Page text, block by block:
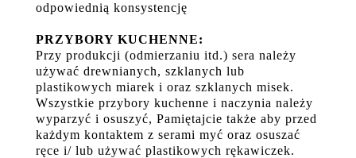
odpowiednią konsystencję
PRZYBORY KUCHENNE:
Przy produkcji (odmierzaniu itd.) sera należy
używać drewnianych, szklanych lub
plastikowych miarek i oraz szklanych misek.
Wszystkie przybory kuchenne i naczynia należy
wyparzyć i osuszyć, Pamiętajcie także aby przed
każdym kontaktem z serami myć oraz osuszać
ręce i/ lub używać plastikowych rękawiczek.